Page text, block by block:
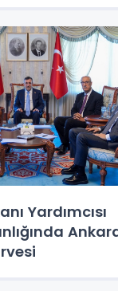
Yardımcısı